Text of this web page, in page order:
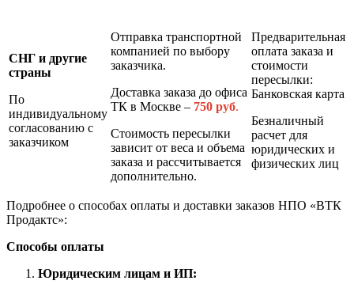
СНГ и другие
страны
По
индивидуальному
согласованию с
заказчиком
Отправка транспортной
компанией по выбору
заказчика.
Доставка заказа до офиса
ТК в Москве – 750 руб.
Стоимость пересылки
зависит от веса и объема
заказа и рассчитывается
дополнительно.
Предварительная
оплата заказа и
стоимости
пересылки:
Банковская карта
Безналичный
расчет для
юридических и
физических лиц
Подробнее о способах оплаты и доставки заказов НПО «ВТК
Продактс»:
Способы оплаты
Юридическим лицам и ИП: